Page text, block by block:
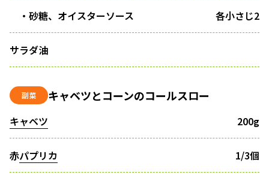
・砂糖、オイスターソース 各小さじ2
サラダ油
副菜 キャベツとコーンのコールスロー
キャベツ 200g
赤パプリカ 1/3個